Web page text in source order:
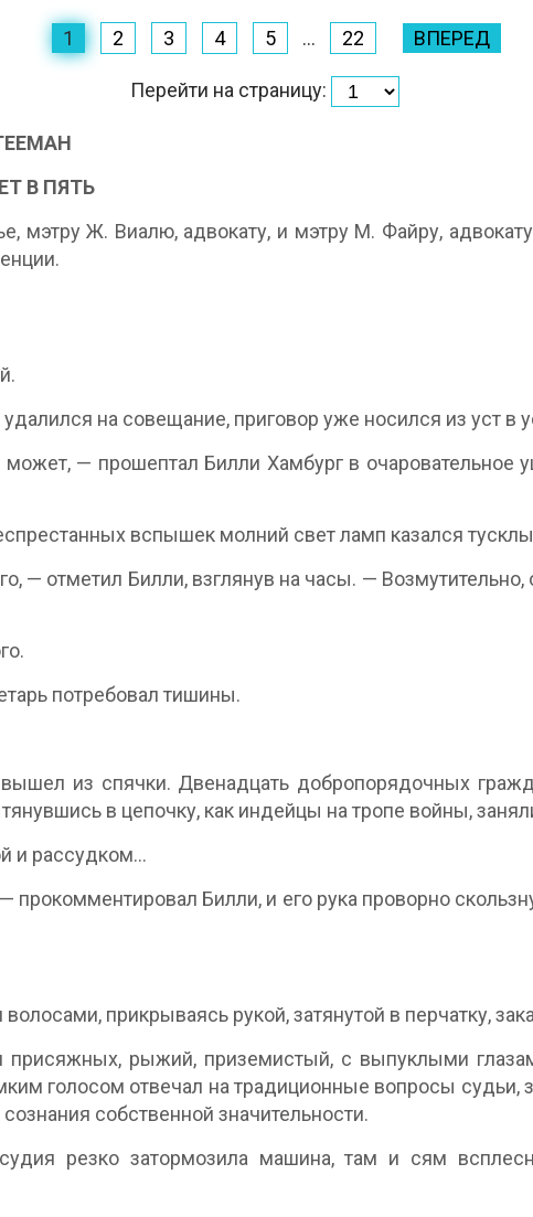
1 2 3 4 5 ... 22 ВПЕРЕД
Перейти на страницу:
В ПЯТЬ
мэтру Ж. Виалю, адвокату, и мэтру М. Файру,
на совещание, приговор уже носился из уст в
— прошептал Билли Хамбург в очаровательное
вспышек молний свет ламп казался
— отметил Билли, взглянув на часы. — Возмутительно,
потребовал тишины.
из спячки. Двенадцать добропорядочных
в цепочку, как индейцы на тропе войны,
и рассудком…
прокомментировал Билли, и его рука проворно
прикрываясь рукой, затянутой в перчатку,
присяжных, рыжий, приземистый, с выпуклыми
голосом отвечал на традиционные вопросы судьи,
собственной значительности.
резко затормозила машина, там и сям